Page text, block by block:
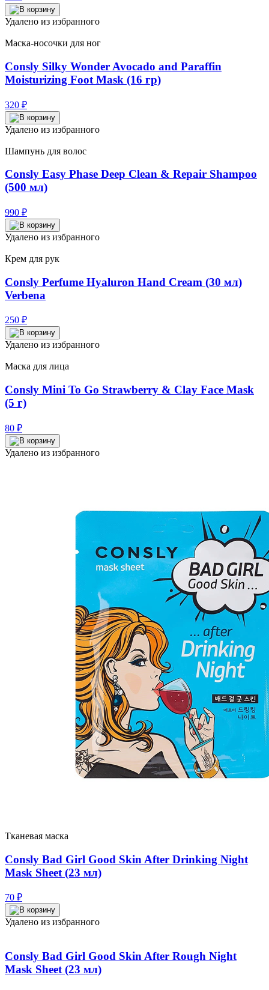
Удалено из избранного
Маска-носочки для ног
Consly Silky Wonder Avocado and Paraffin
Moisturizing Foot Mask (16 гр)
320 ₽
Удалено из избранного
Шампунь для волос
Consly Easy Phase Deep Clean & Repair Shampoo
(500 мл)
990 ₽
Удалено из избранного
Крем для рук
Consly Perfume Hyaluron Hand Cream (30 мл)
Verbena
250 ₽
Удалено из избранного
Маска для лица
Consly Mini To Go Strawberry & Clay Face Mask
(5 г)
80 ₽
Удалено из избранного
Тканевая маска
Consly Bad Girl Good Skin After Drinking Night
Mask Sheet (23 мл)
70 ₽
Удалено из избранного
Consly Bad Girl Good Skin After Rough Night
Mask Sheet (23 мл)